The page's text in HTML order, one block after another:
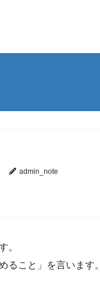
admin_note
。
ること」を言います。